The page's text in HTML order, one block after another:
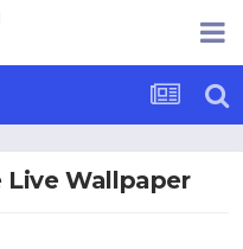
Live Wallpaper